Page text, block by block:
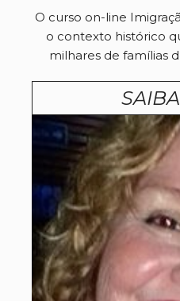
O curso on-line
o contexto histórico
milhares de famílias